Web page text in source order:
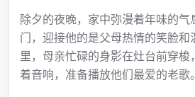
除夕的夜晚，家中弥漫着年味的气
门，迎接他的是父母热情的笑脸和
里，母亲忙碌的身影在灶台前穿梭
着音响，准备播放他们最爱的老歌